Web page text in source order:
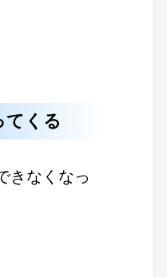
てくる
きなくなっ